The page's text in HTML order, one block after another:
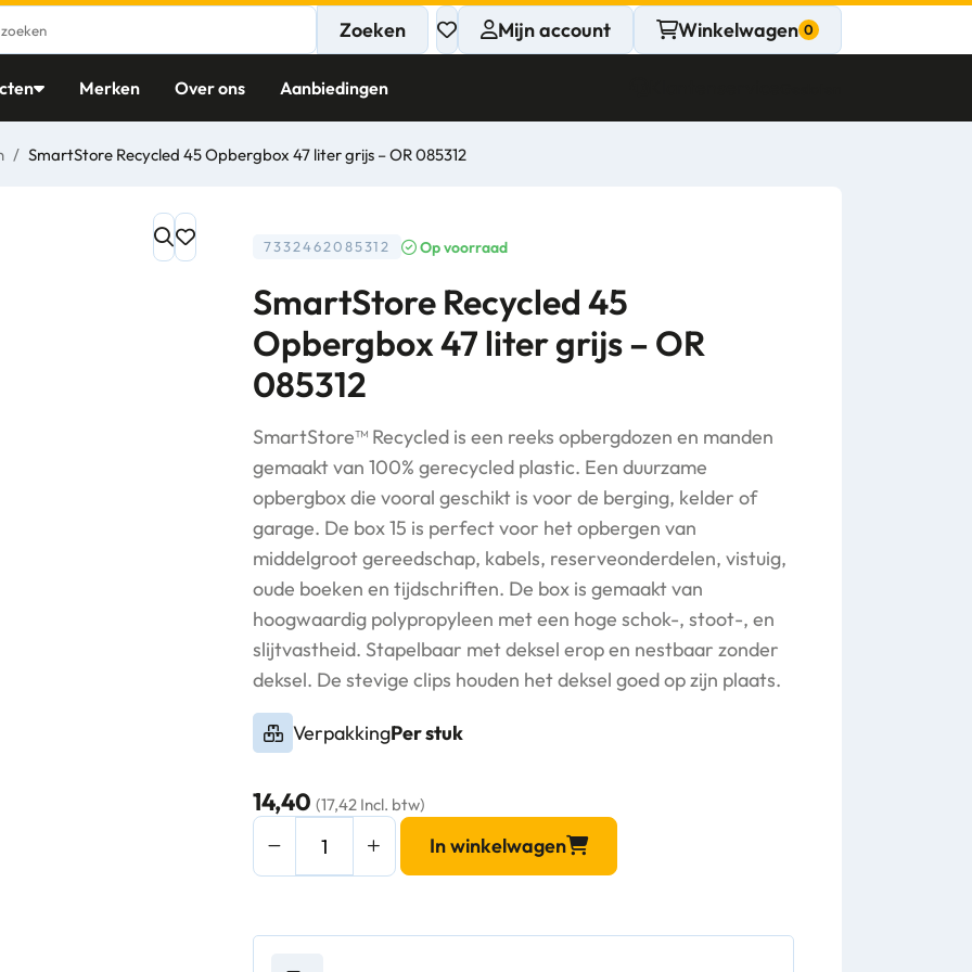
Mijn account Winkelwagen
Zoeken
advies
nodig?
Merken Over ons Aanbiedingen
/ SmartStore Recycled 45 Opbergbox 47 liter grijs – OR 085312
7332462085312 Op voorraad
SmartStore Recycled 45
Opbergbox 47 liter grijs – OR
085312
SmartStore™ Recycled is een reeks opbergdozen en manden
gemaakt van 100% gerecycled plastic. Een duurzame
opbergbox die vooral geschikt is voor de berging, kelder of
garage. De box 15 is perfect voor het opbergen van
middelgroot gereedschap, kabels, reserveonderdelen, vistuig,
oude boeken en tijdschriften. De box is gemaakt van
hoogwaardig polypropyleen met een hoge schok-, stoot-, en
slijtvastheid. Stapelbaar met deksel erop en nestbaar zonder
deksel. De stevige clips houden het deksel goed op zijn plaats.
VerpakkingPer stuk
14,40(17,42 Incl. btw)
Recycled
In winkelwagen